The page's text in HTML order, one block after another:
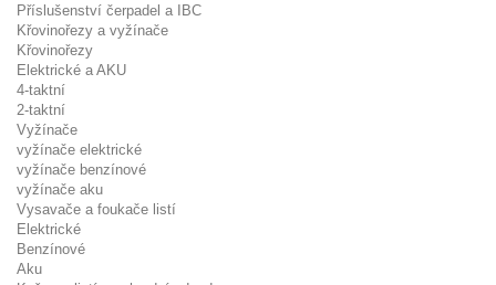
Příslušenství čerpadel a IBC
Křovinořezy a vyžínače
Křovinořezy
Elektrické a AKU
4-taktní
2-taktní
Vyžínače
vyžínače elektrické
vyžínače benzínové
vyžínače aku
Vysavače a foukače listí
Elektrické
Benzínové
Aku